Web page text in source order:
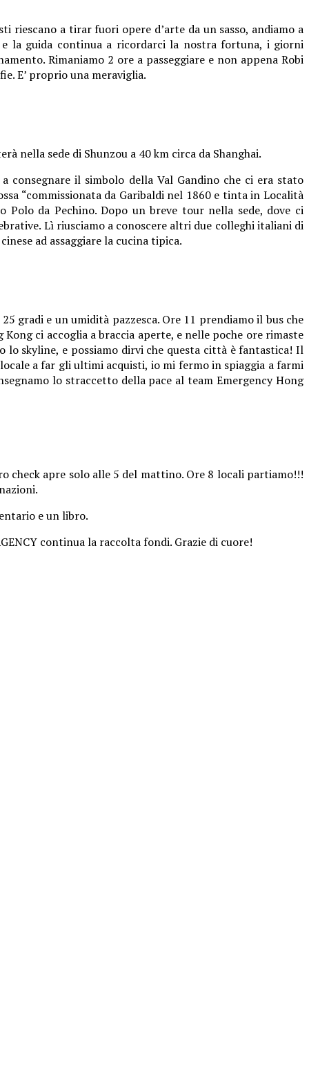
a tirar fuori opere d’arte da un sasso, andiamo a
la guida continua a ricordarci la nostra fortuna, i giorni
Rimaniamo 2 ore a passeggiare e non appena Robi
E’ proprio una meraviglia.
nella sede di Shunzou a 40 km circa da Shanghai.
consegnare il simbolo della Val Gandino che ci era stato
“commissionata da Garibaldi nel 1860 e tinta in Località
Polo da Pechino. Dopo un breve tour nella sede, dove ci
Lì riusciamo a conoscere altri due colleghi italiani di
ad assaggiare la cucina tipica.
gradi e un umidità pazzesca. Ore 11 prendiamo il bus che
ci accoglia a braccia aperte, e nelle poche ore rimaste
skyline, e possiamo dirvi che questa città è fantastica! Il
a far gli ultimi acquisti, io mi fermo in spiaggia a farmi
lo straccetto della pace al team Emergency Hong
apre solo alle 5 del mattino. Ore 8 locali partiamo!!!
e un libro.
continua la raccolta fondi. Grazie di cuore!